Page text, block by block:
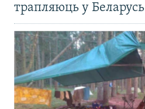
трапляюць у Беларусь